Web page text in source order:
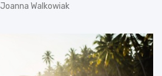
Joanna Walkowiak